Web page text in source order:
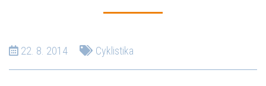
22. 8. 2014 Cyklistika